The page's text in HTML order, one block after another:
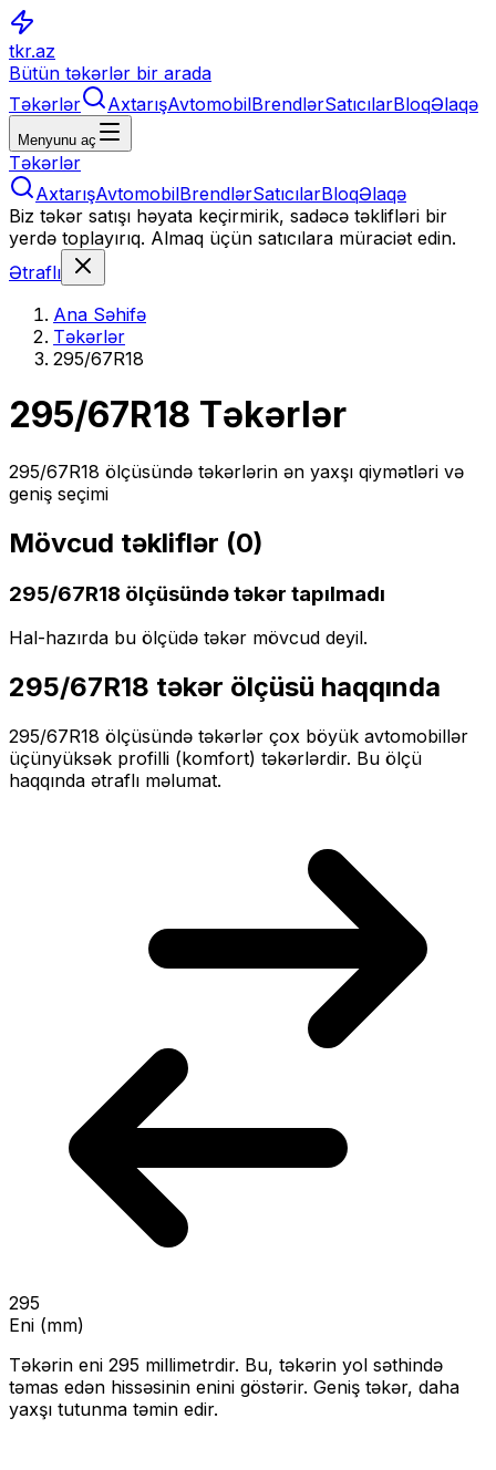
tkr.az
Bütün təkərlər bir arada
Təkərlər
AxtarışAvtomobilBrendlərSatıcılarBloqƏlaqə
Menyunu aç
Təkərlər
AxtarışAvtomobilBrendlərSatıcılarBloqƏlaqə
Biz təkər satışı həyata keçirmirik, sadəcə təklifləri bir
yerdə toplayırıq. Almaq üçün satıcılara müraciət edin.
Ətraflı
Ana Səhifə
Təkərlər
295/67R18
295/67R18 Təkərlər
295/67R18 ölçüsündə təkərlərin ən yaxşı qiymətləri və
geniş seçimi
Mövcud təkliflər (0)
295/67R18 ölçüsündə təkər tapılmadı
Hal-hazırda bu ölçüdə təkər mövcud deyil.
295/67R18 təkər ölçüsü haqqında
295/67R18 ölçüsündə təkərlər çox böyük avtomobillər
üçünyüksək profilli (komfort) təkərlərdir. Bu ölçü
haqqında ətraflı məlumat.
295
Eni (mm)
Təkərin eni 295 millimetrdir. Bu, təkərin yol səthində
təmas edən hissəsinin enini göstərir. Geniş təkər, daha
yaxşı tutunma təmin edir.